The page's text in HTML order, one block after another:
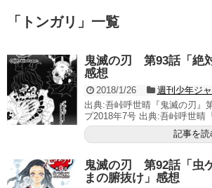
「 トンガリ 」 一覧
鬼滅の刃 第93話「絶
感想
2018/1/26 週刊少年ジ
出典:吾峠呼世晴『鬼滅の刃』
プ2018年7号 出典:吾峠呼世晴
記事を読
鬼滅の刃 第92話「虫
まの腑抜け」感想